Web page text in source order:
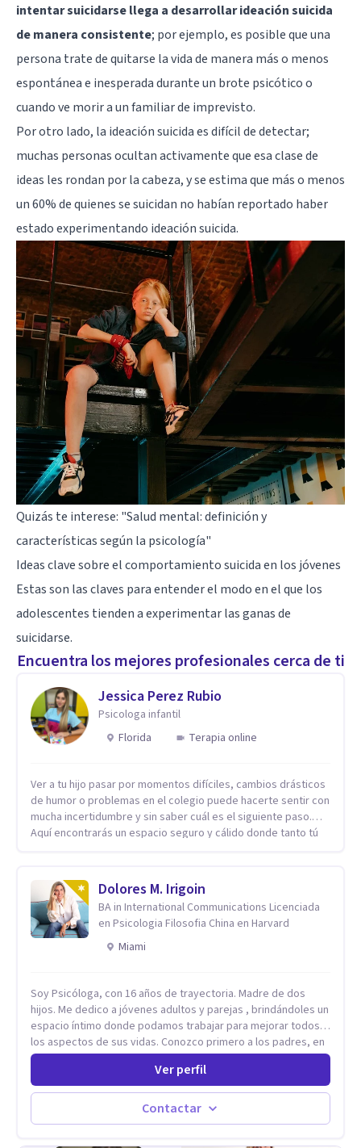
intentar suicidarse llega a desarrollar ideación suicida
de manera consistente; por ejemplo, es posible que una
persona trate de quitarse la vida de manera más o menos
espontánea e inesperada durante un brote psicótico o
cuando ve morir a un familiar de imprevisto.
Por otro lado, la ideación suicida es difícil de detectar;
muchas personas ocultan activamente que esa clase de
ideas les rondan por la cabeza, y se estima que más o menos
un 60% de quienes se suicidan no habían reportado haber
estado experimentando ideación suicida.
Quizás te interese: "Salud mental: definición y
características según la psicología"
Ideas clave sobre el comportamiento suicida en los jóvenes
Estas son las claves para entender el modo en el que los
adolescentes tienden a experimentar las ganas de
suicidarse.
Encuentra los mejores profesionales cerca de ti
Jessica Perez Rubio
Psicologa infantil
Florida
Terapia online
Ver a tu hijo pasar por momentos difíciles, cambios drásticos
de humor o problemas en el colegio puede hacerte sentir con
mucha incertidumbre y sin saber cuál es el siguiente paso.
Aquí encontrarás un espacio seguro y cálido donde tanto tú
casa. Me especializo en guiar a familias a través de
herramientas prácticas y dinámicas adaptadas a la edad de
cada menor, dejando de lado las etiquetas y los tecnicismos.
Mi forma de trabajar se centra en entender las emociones
que hay detrás del comportamiento, ayudándoles a
niños y adolescentes que están lidiando con la ansiedad, la
timidez, la rebeldía o dificultades escolares, así como a
padres que buscan orientación y pautas claras para educar
sin perder la paciencia ni el control. Si estás listo para dar el
primer paso hacia una convivencia familiar más armoniosa,
agenda tu sesión y empecemos a trabajar juntos.
Dolores M. Irigoin
BA in International Communications Licenciada
en Psicologia Filosofia China en Harvard
Miami
Soy Psicóloga, con 16 años de trayectoria. Madre de dos
hijos. Me dedico a jóvenes adultos y parejas , brindándoles un
espacio íntimo donde podamos trabajar para mejorar todos
los aspectos de sus vidas. Conozco primero a los padres, en
el caso de niños u adolescentes, para luego seguir la terapia
con sus hijos, apuntalándolos en su futuro personal,
universitario y profesional, siempre conteniendo
paralelamente a los padres y brindándoles un espacio de
seguridad. Hago terapia de pareja y adultos con método
Ver perfil
Contactar